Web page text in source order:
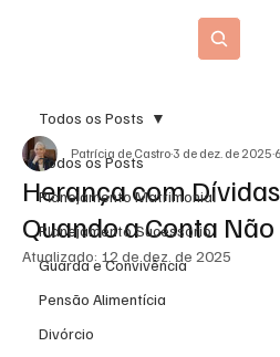
Todos os Posts
Planejamento Matrimonial
Planejamento Sucessório
Guarda e Convivência
Pensão Alimentícia
Divórcio
Todos os Posts
Herança com
Quando a Conta
Patrícia de Castro 3 de dez. de 2025
Atualizado: 12 de dez. de 2025